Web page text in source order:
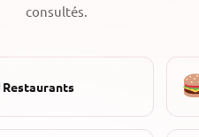
consultés.
Restaurants